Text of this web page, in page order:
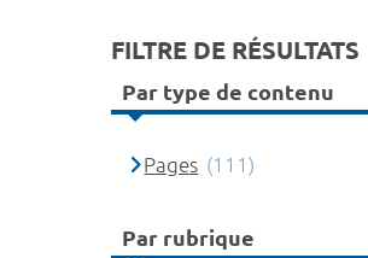
FILTRE DE RÉSULTATS
Par type de contenu
Pages (111)
Par rubrique